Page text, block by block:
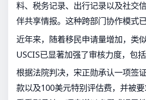
料、税务记录、出行记录以及社交
伴共享情报。这种跨部门协作模式
近年来，随着移民申请量增加，类
USCIS已显著加强了审核力度，包
根据法院判决，宋正勋承认一项签
款以及100美元特别评估费，并被